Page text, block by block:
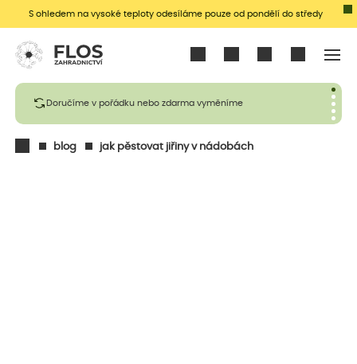
S ohledem na vysoké teploty odesíláme pouze od pondělí do středy
Doručíme v pořádku nebo zdarma vyměníme
blog jak pěstovat jiřiny v nádobách